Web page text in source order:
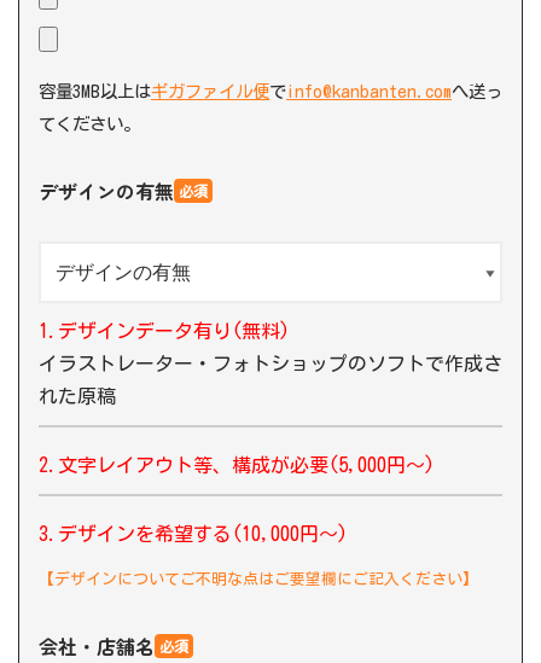
容量3MB以上はギガファイル便でinfo@kanbanten.comへ送っ
てください。
デザインの有無 必須
1.デザインデータ有り(無料)
イラストレーター・フォトショップのソフトで作成さ
れた原稿
2.文字レイアウト等、構成が必要(5,000円〜)
3.デザインを希望する(10,000円〜)
【デザインについてご不明な点はご要望欄にご記入ください】
会社・店舗名 必須